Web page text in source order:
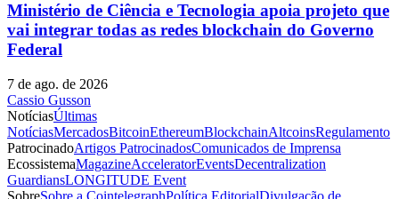
Ministério de Ciência e Tecnologia apoia projeto que
vai integrar todas as redes blockchain do Governo
Federal
7 de ago. de 2026
Cassio Gusson
NotíciasÚltimas
NotíciasMercadosBitcoinEthereumBlockchainAltcoinsRegulamento
PatrocinadoArtigos PatrocinadosComunicados de Imprensa
EcossistemaMagazineAcceleratorEventsDecentralization
GuardiansLONGITUDE Event
SobreSobre a CointelegraphPolítica EditorialDivulgação de